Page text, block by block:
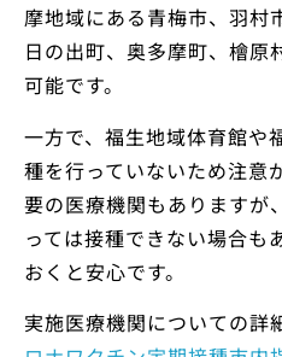
摩地域にある青梅市、羽村
日の出町、奥多摩町、檜原
可能です。
一方で、福生地域体育館や
種を行っていないため注意
要の医療機関もありますが
っては接種できない場合も
おくと安心です。
実施医療機関についての詳